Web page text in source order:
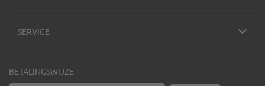
SERVICE
BETALINGSWIJZE